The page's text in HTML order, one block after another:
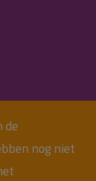
de
nog niet